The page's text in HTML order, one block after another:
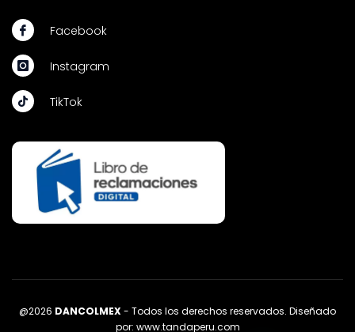
Facebook
Instagram
TikTok
@2026 DANCOLMEX - Todos los derechos reservados. Diseñado
por: www.tandaperu.com